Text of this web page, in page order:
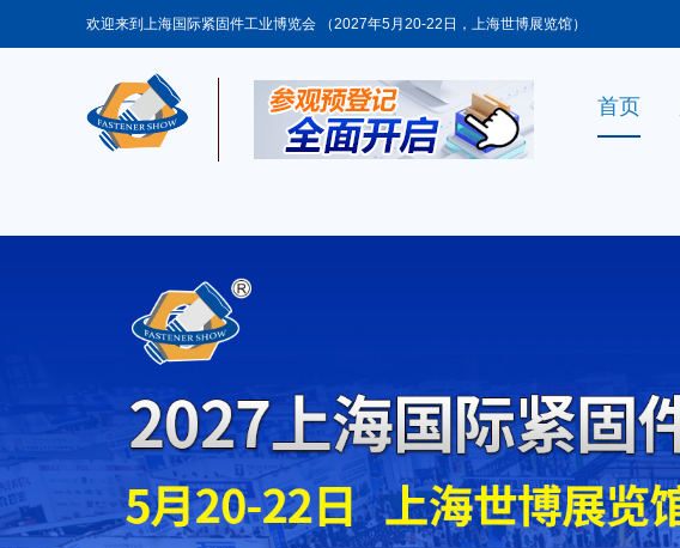
欢迎来到上海国际紧固件工业博览会 （2027年5月20-22日，上海世博展览馆）
首页